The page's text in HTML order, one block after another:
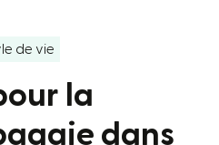
de vie
la
dans